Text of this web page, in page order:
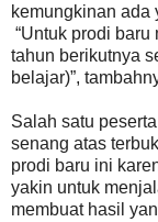
kemungkinan ada
“Untuk prodi
tahun berikutnya
belajar)”,
Salah satu
senang atas
prodi baru ini
yakin untuk
membuat hasil